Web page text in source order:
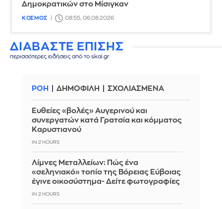
Δημοκρατικών στο Μίσιγκαν
ΚΟΣΜΟΣ 08:55, 06.08.2026
ΔΙΑΒΑΣΤΕ ΕΠΙΣΗΣ
περισσότερες ειδήσεις από το skai.gr
ΡΟΗ ΔΗΜΟΦΙΛΗ ΣΧΟΛΙΑΣΜΕΝΑ
Ευθείες «βολές» Αυγερινού και
συνεργατών κατά Γρατσία και κόμματος
Καρυστιανού
IN 2 HOURS
Λίμνες Μεταλλείων: Πώς ένα
«σεληνιακό» τοπίο της Βόρειας Εύβοιας
έγινε οικοσύστημα- Δείτε φωτογραφίες
IN 2 HOURS